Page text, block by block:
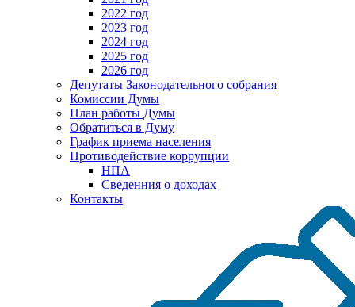
2022 год
2023 год
2024 год
2025 год
2026 год
Депутаты Законодательного собрания
Комиссии Думы
План работы Думы
Обратиться в Думу
График приема населения
Противодействие коррупции
НПА
Сведенния о доходах
Контакты